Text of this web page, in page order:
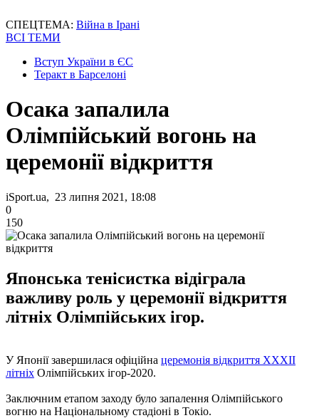
СПЕЦТЕМА: Війна в Ірані
ВСІ ТЕМИ
Вступ України в ЄС
Теракт в Барселоні
Осака запалила
Олімпійський вогонь на
церемонії відкриття
iSport.ua, 23 липня 2021, 18:08
0
150
Японська тенісистка відіграла
важливу роль у церемонії відкриття
літніх Олімпійських ігор.
У Японії завершилася офіційна церемонія відкриття XXXII
літніх Олімпійських ігор-2020.
Заключним етапом заходу було запалення Олімпійського
вогню на Національному стадіоні в Токіо.